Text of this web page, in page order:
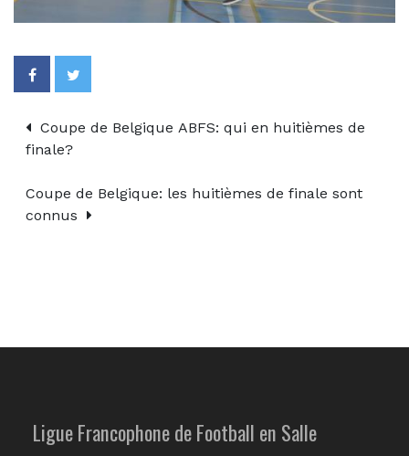
Coupe de Belgique ABFS: qui en huitièmes de
finale?
Coupe de Belgique: les huitièmes de finale sont
connus
Ligue Francophone de Football en Salle